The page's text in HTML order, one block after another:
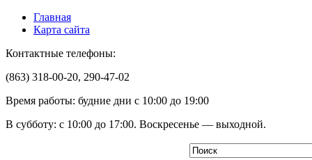
Главная
Карта сайта
Контактные телефоны:
(863) 318-00-20, 290-47-02
Время работы: будние дни с 10:00 до 19:00
В субботу: с 10:00 до 17:00. Воскресенье — выходной.